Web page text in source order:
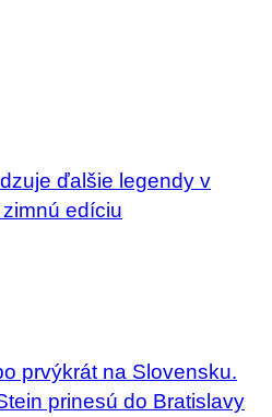
ďalšie legendy v
edíciu
prvýkrát na Slovensku.
prinesú do Bratislavy